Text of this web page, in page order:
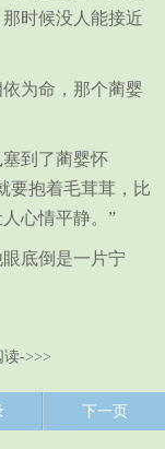
时候没人能接近
为命，那个蔺婴
到了蔺婴怀
要抱着毛茸茸，比
心情平静。”
底倒是一片宁
->>>
下一页